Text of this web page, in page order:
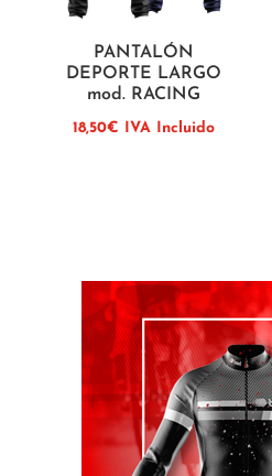
PANTALÓN
DEPORTE LARGO
mod. RACING
18,50€ IVA Incluido